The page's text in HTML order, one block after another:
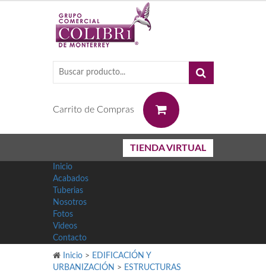
Carrito de Compras
TIENDA VIRTUAL
Inicio
Acabados
Tuberias
Nosotros
Fotos
Videos
Contacto
Inicio > EDIFICACIÓN Y
URBANIZACIÓN > ESTRUCTURAS